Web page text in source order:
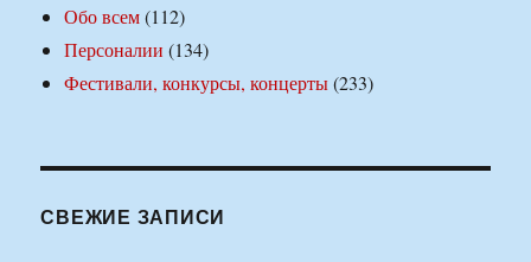
Обо всем(112)
Персоналии (134)
Фестивали, конкурсы, концерты(233)
СВЕЖИЕ ЗАПИСИ